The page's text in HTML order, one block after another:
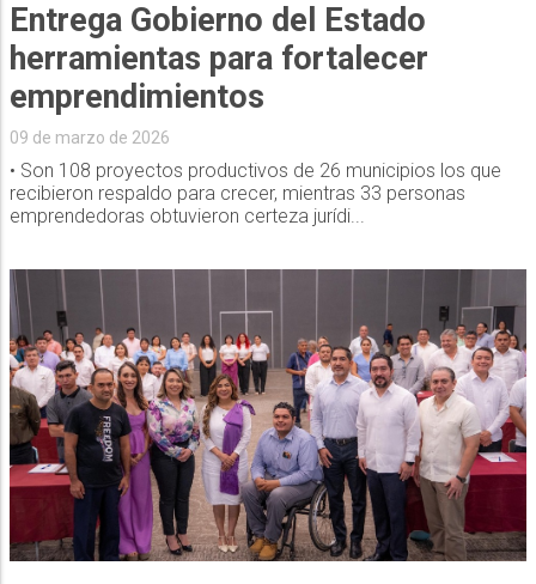
Entrega Gobierno del Estado
herramientas para fortalecer
emprendimientos
09 de marzo de 2026
• Son 108 proyectos productivos de 26 municipios los que
recibieron respaldo para crecer, mientras 33 personas
emprendedoras obtuvieron certeza jurídi...